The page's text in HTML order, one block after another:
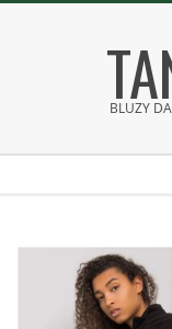
BLUZY